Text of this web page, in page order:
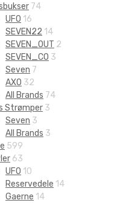
74
UFO 16
SEVEN22 14
SEVEN_OUT 2
SEVEN_CO 3
Seven 7
AXO 32
All Brands 74
Strømper 3
Seven 3
All Brands 3
599
63
UFO 10
Reservedele 14
Gaerne 14